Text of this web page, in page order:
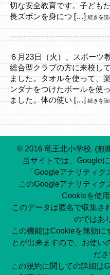
切な安全教育です。子ども
長ズボンを身につ […] 続きを読
６月23日（火）、スポーツ
総合型クラブの方に来校し
ました。タオルを使って、
ンダナをつけたボールを使
ました。体の使い […] 続きを読
© 2016 竜王北小学校. (無
当サイトでは、Google
「Googleアナリティク
このGoogleアナリティク
Cookieを使用
このデータは匿名で収集さ
のではあ
この機能はCookieを無効に
とが出来ますので、お使い
ださ
この規約に関しての詳細は